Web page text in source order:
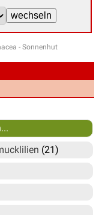
- Sonnenhut
(21)